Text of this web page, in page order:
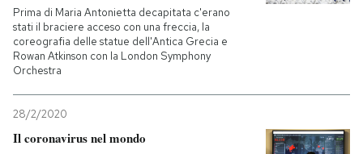
Prima di Maria Antonietta decapitata c'erano
stati il braciere acceso con una freccia, la
coreografia delle statue dell'Antica Grecia e
Rowan Atkinson con la London Symphony
Orchestra
28/2/2020
Il coronavirus nel mondo